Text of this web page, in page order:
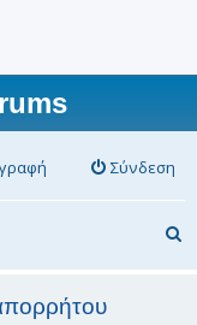
Σύνδεση
ν